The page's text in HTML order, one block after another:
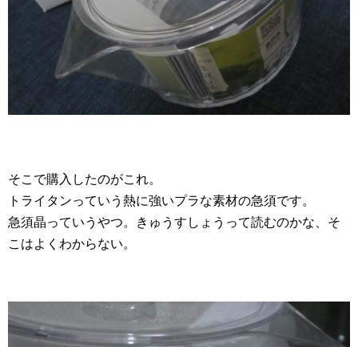
そこで購入したのがこれ。
トライタンっていう熱に強いプラな素材の急須です。
急須晶っていうやつ。きゅうすしょうって読むのかな、そ
こはよくわからない。